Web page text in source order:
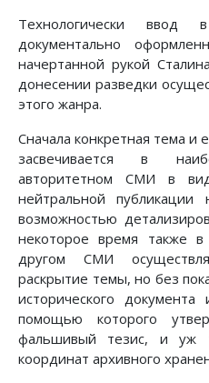
Технологически ввод
документально
начертанной рукой
донесении разведки
этого жанра.
Сначала конкретная тема и
засвечивается в
авторитетном СМИ в
нейтральной
возможностью
некоторое время также
другом СМИ
раскрытие темы, но без
исторического
помощью которого
фальшивый тезис, и уж
координат архивного